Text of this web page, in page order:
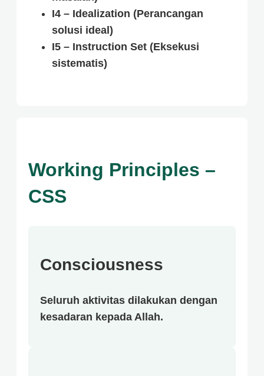
I4 – Idealization (Perancangan
solusi ideal)
I5 – Instruction Set (Eksekusi
sistematis)
Working Principles –
CSS
Consciousness
Seluruh aktivitas dilakukan dengan
kesadaran kepada Allah.